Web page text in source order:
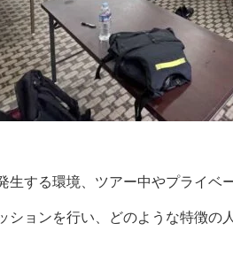
生する環境、ツアー中やプライベ
ションを行い、どのような特徴